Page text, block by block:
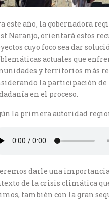
este año, la gobernadora
Naranjo, orientará estos
cuyo foco sea dar
actuales que
y territorios más
la participación de
en el proceso.
la primera autoridad
darle una
de la crisis climática
también con la gran